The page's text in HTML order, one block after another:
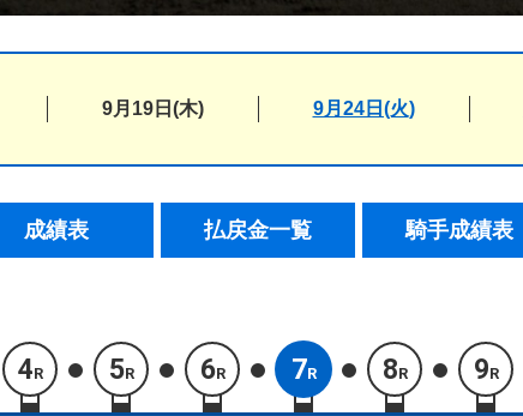
9月19日(木) 9月24日(火)
成績表 払戻金一覧 騎手成績表
4R 5R 6R 7R 8R 9R